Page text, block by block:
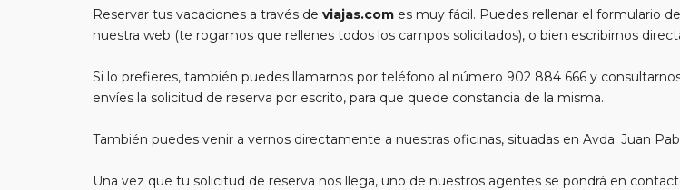
Reservar tus vacaciones a través de viajas.com es muy fácil. Puedes rellenar el formulario
nuestra web (te rogamos que rellenes todos los campos solicitados), o bien escribirnos
Si lo prefieres, también puedes llamarnos por teléfono al número 902 884 666 y
envíes la solicitud de reserva por escrito, para que quede constancia de la misma.
También puedes venir a vernos directamente a nuestras oficinas, situadas en Avda. Juan
Una vez que tu solicitud de reserva nos llega, uno de nuestros agentes se pondrá en